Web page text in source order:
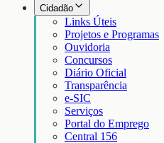
Cidadão
Links Úteis
Projetos e Programas
Ouvidoria
Concursos
Diário Oficial
Transparência
e-SIC
Serviços
Portal do Emprego
Central 156